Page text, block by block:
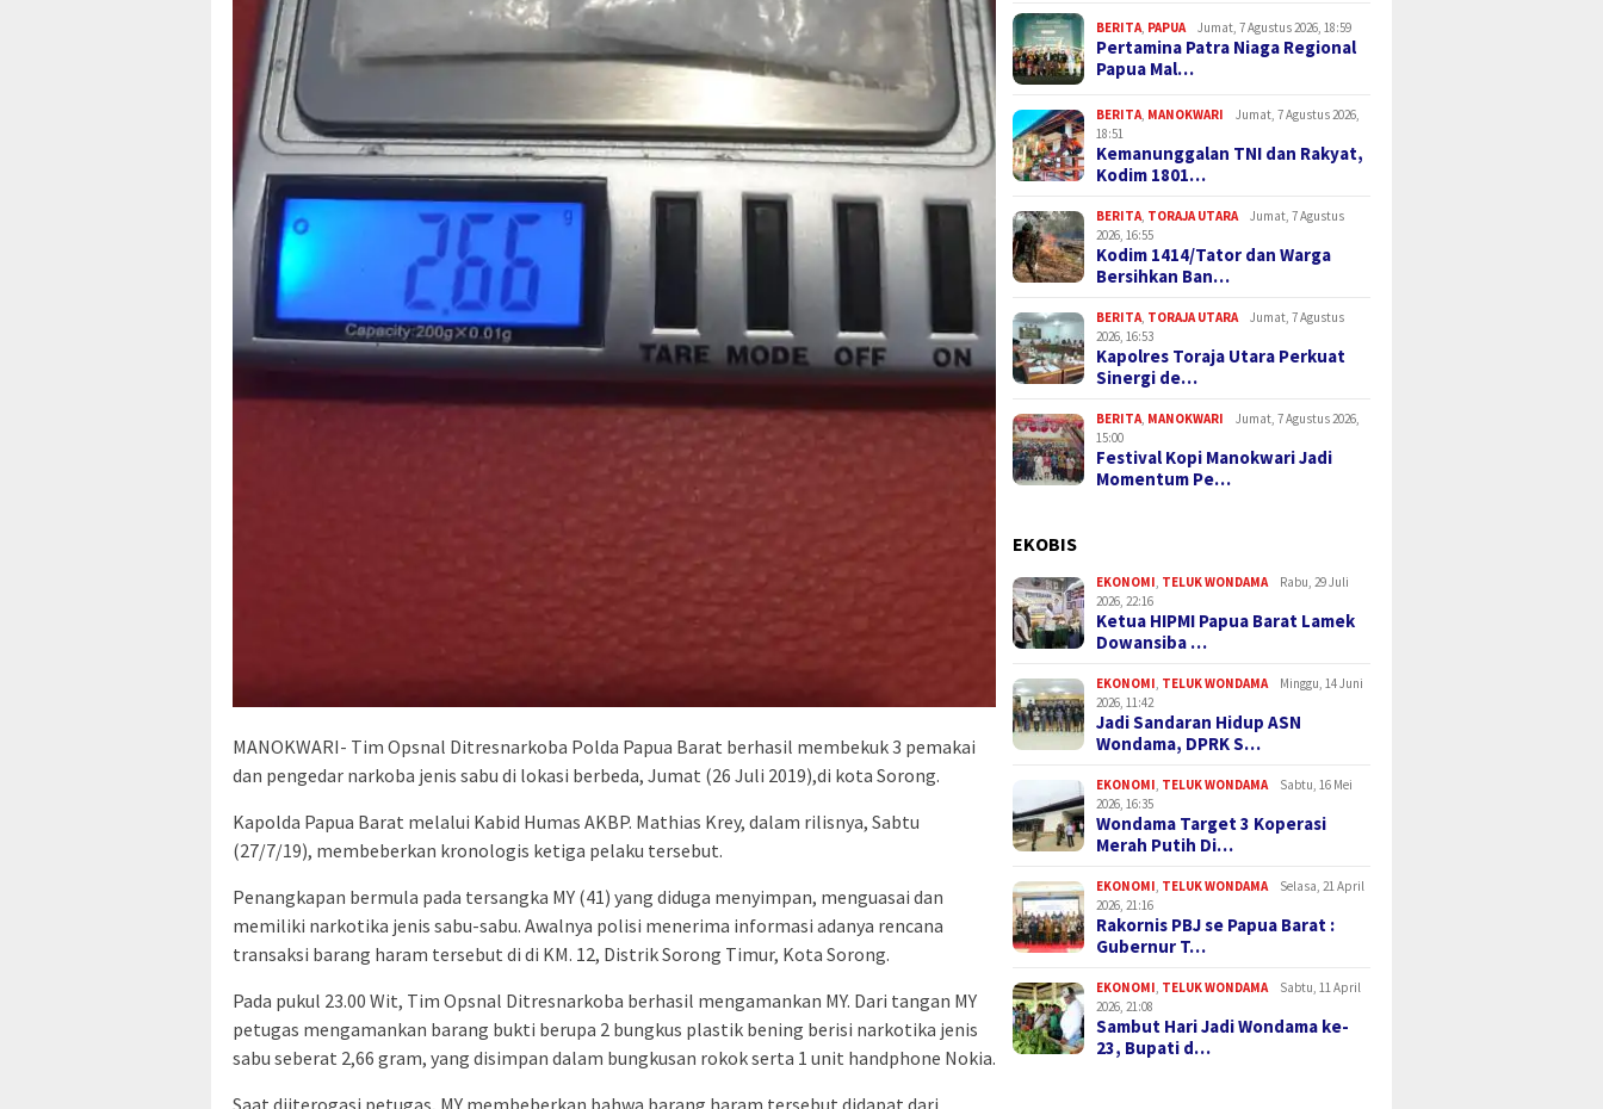
MANOKWARI- Tim Opsnal Ditresnarkoba Polda Papua Barat berhasil membekuk 3 pemakai
dan pengedar narkoba jenis sabu di lokasi berbeda, Jumat (26 Juli 2019),di kota Sorong.
Kapolda Papua Barat melalui Kabid Humas AKBP. Mathias Krey, dalam rilisnya, Sabtu
(27/7/19), membeberkan kronologis ketiga pelaku tersebut.
Penangkapan bermula pada tersangka MY (41) yang diduga menyimpan, menguasai dan
memiliki narkotika jenis sabu-sabu. Awalnya polisi menerima informasi adanya rencana
transaksi barang haram tersebut di di KM. 12, Distrik Sorong Timur, Kota Sorong.
Pada pukul 23.00 Wit, Tim Opsnal Ditresnarkoba berhasil mengamankan MY. Dari tangan MY
petugas mengamankan barang bukti berupa 2 bungkus plastik bening berisi narkotika jenis
sabu seberat 2,66 gram, yang disimpan dalam bungkusan rokok serta 1 unit handphone Nokia.
BERITA PAPUA Jumat, 7 Agustus 2026, 18:59
Pertamina Patra Niaga Regional
Papua Mal…
BERITA MANOKWARI
Jumat, 7 Agustus 2026,
18:51
Kemanunggalan TNI dan Rakyat,
Kodim 1801…
BERITA TORAJA UTARA
Jumat, 7 Agustus
2026, 16:55
Kodim 1414/Tator dan Warga
Bersihkan Ban…
BERITA TORAJA UTARA
Jumat, 7 Agustus
2026, 16:53
Kapolres Toraja Utara Perkuat
Sinergi de…
BERITA MANOKWARI
Jumat, 7 Agustus 2026,
15:00
Festival Kopi Manokwari Jadi
Momentum Pe…
EKOBIS
EKONOMI TELUK WONDAMA
Rabu, 29 Juli
2026, 22:16
Ketua HIPMI Papua Barat Lamek
Dowansiba …
EKONOMI TELUK WONDAMA
Minggu, 14 Juni
2026, 11:42
Jadi Sandaran Hidup ASN
Wondama, DPRK S…
EKONOMI TELUK WONDAMA
Sabtu, 16 Mei
2026, 16:35
Wondama Target 3 Koperasi
Merah Putih Di…
EKONOMI TELUK WONDAMA
Selasa, 21 April
2026, 21:16
Rakornis PBJ se Papua Barat :
Gubernur T…
EKONOMI TELUK WONDAMA
Sabtu, 11 April
2026, 21:08
Sambut Hari Jadi Wondama ke-
23, Bupati d…